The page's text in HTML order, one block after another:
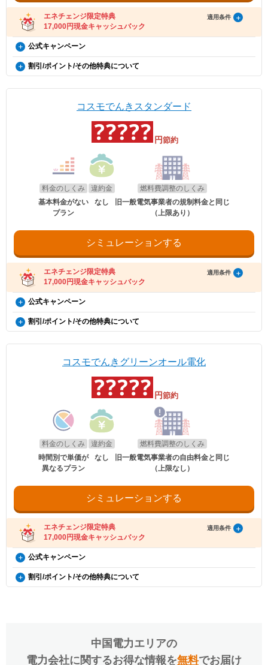
※お申込み内容に不足・不備等があり、特典実施期間内に不備等が解消されない
場合は、本特典は適用されません。
※本提供条件書記載事項以外の部分については、コスモ石油マーケティング株式
会社の「電気需給約款」の規定を適用いたします。
※コスモ石油マーケティング株式会社が不正なお申し込みと判断した場合、本特
典は適用となりません。
受け取り方法
・適用条件の契約継続期間を達成後2カ月後の月末までに、エネチェンジより特典
（ご登録のメールアドレスに誤りがあった場合、特典お受け取りの手続きがで
きませんのでご注意ください。）
り方法の登録をお願いいたします。
・特典お受け取りの有効期限は、エネチェンジからのご案内メール送信後90日以
※「@enechange.co.jp および @enechange.jp」からのメールが受信できるよ
う、あらかじめ設定をお願いいたします。
号：北海道財務局長第00002号）の「送金サービス」を利用しております。
以下のお客さまは特典の対象外です。
・既にコスモでんき（特典の対象プラン）をご契約中の場合。
・電気を使用開始した日から12カ月以内に契約を解約された場合。
・電気を使用開始した日から12カ月以内にお引越しされた場合。
・電気を使用開始した日から12カ月以内に特典対象外のプランに契約を変更され
た場合。
・特典のご案内メールに記載されている有効期限内にお受取いただけなかった場
・電気料金の未払いがある場合。
・過去にコスモでんきとご契約されたことがある場合。
※お申込み内容に不足・不備等があり、特典実施期間内に不備等が解消されない
場合は、本特典は適用されません。
※本提供条件書記載事項以外の部分については、コスモ石油マーケティング株式
会社の「電気需給約款」の規定を適用いたします。
※コスモ石油マーケティング株式会社が不正なお申し込みと判断した場合、本特
典は適用となりません。
だいたことと、お申込み日付を電話口でお伝えください。
・コスモでんきお客さまセンターの受付時間は月〜土 9:00～
18:00（日曜祝日・夏期休暇・年末年始除く）です。
お申し込み時の注意事項
※証明書類は現在所有している事を示すご契約者様名義の期間内「車検
証」または「契約書」のコピーとなります。
※同一住所にて同居されているご家族様であれば、車検証名義とでんき
※エネチェンジの節約額には上記割引額は含まれておりません。
エネチェンジ限定特典 適用条件
17,000円現金キャッシュバック
コスモでんき×エネチェンジ キャッシュバック特典（12カ
月間の電気料金支払い額がキャッシュバック金額を超える
方限定）
エネチェンジのオンラインサービス経由で「コスモ
でんき」に申し込んだ方に、キャッシュバックを行
以下の条件をすべて満たしたお客さまが、コスモ石油マーケティング株式会社が
提供する「コスモでんき×エネチェンジ キャッシュバック特典」(以下、「本特
典」とします)の対象となります。
・特典実施期間中に対象プランをエネチェンジのオンラインサービス経由でお申
し込みいただくこと。
・お申し込みから3カ月以内にコスモでんきの供給を開始していること。
・お申し込み時にメールアドレスが入力されていること。
・電気の使用開始日から12カ月間の電気料金支払い額がキャッシュバック金額を
・電気料金の未払いがないこと。
受け取り方法
・適用条件の契約継続期間を達成後2カ月後の月末までに、エネチェンジより特典
（ご登録のメールアドレスに誤りがあった場合、特典お受け取りの手続きがで
きませんのでご注意ください。）
り方法の登録をお願いいたします。
・特典お受け取りの有効期限は、エネチェンジからのご案内メール送信後90日以
※「@enechange.co.jp および @enechange.jp」からのメールが受信できるよ
う、あらかじめ設定をお願いいたします。
号：北海道財務局長第00002号）の「送金サービス」を利用しております。
以下のお客さまは特典の対象外です。
・エネチェンジのオンラインサービス経由以外から申し込みされた場合。
・既にコスモでんき（特典の対象プラン）をご契約中の場合。
・電気を使用開始した日から12カ月以内に契約を解約された場合。
・電気を使用開始した日から12カ月以内にお引越しされた場合。
・電気を使用開始した日から12カ月以内に特典対象外のプランに契約を変更され
た場合。
・特典のご案内メールに記載されている有効期限内にお受取いただけなかった場
・電気料金の未払いがある場合。
・過去にコスモでんきとご契約されたことがある場合。
※お申込み内容に不足・不備等があり、特典実施期間内に不備等が解消されない
場合は、本特典は適用されません。
※本提供条件書記載事項以外の部分については、コスモ石油マーケティング株式
会社の「電気需給約款」の規定を適用いたします。
※コスモ石油マーケティング株式会社が不正なお申し込みと判断した場合、本特
典は適用となりません。
公式キャンペーン
電気・ガス料金支援
政府の「電気・ガス料金支援」の一環として、2026年8月分（7月使用
ご利用中のすべての方が対象となり、別途お申し込みは不要です。
・2026年8月分〜2026年10月分の料金に適用されます。
・エネチェンジでは、割引額を一律で診断結果に反映しています。
・詳細は、国のHP・請求書や検針票・ご契約中の電力会社・ガス会社
のHPをご確認ください。
割引/ポイント/その他特典について
きを新規ご契約いただくと、月々の電気料金が、スタンダード・グリー
ンは500円割引、ポイントプラス・セレクトはdポイント500ポイント割
引になります。（※）EV車両の対象には、EV/PHV/FCV含みます。
・コスモでんきを新規ご契約の方。
・2020年12月21日以降にEV・PHEV・FCVを新車新規登録または
新車新規検査届出されていること。中古車も適用対象となります。
・対象車両1台につき、コスモでんき1契約までの適用。
・EV特別割は、月間使用量が500kWhを超えた月に適用。
※手続き方法
さまセンター（0120-530-155）へご連絡いただくようお願い申し
だいたことと、お申込み日付を電話口でお伝えください。
・コスモでんきお客さまセンターの受付時間は月〜土 9:00～
18:00（日曜祝日・夏期休暇・年末年始除く）です。
お申し込み時の注意事項
※証明書類は現在所有している事を示すご契約者様名義の期間内「車検
証」または「契約書」のコピーとなります。
※同一住所にて同居されているご家族様であれば、車検証名義とでんき
※エネチェンジの節約額には上記割引額は含まれておりません。
コスモでんきスタンダード
円節約
料金のしくみ
基本料金がない
プラン
違約金
なし
燃料費調整のしくみ
旧一般電気事業者の規制料金と同じ
（上限あり）
シミュレーションする
エネチェンジ限定特典 適用条件
17,000円現金キャッシュバック
コスモでんき×エネチェンジ キャッシュバック特典（12カ
月間の電気料金支払い額がキャッシュバック金額を超える
方限定）
エネチェンジのオンラインサービス経由で「コスモ
でんき」に申し込んだ方に、キャッシュバックを行
以下の条件をすべて満たしたお客さまが、コスモ石油マーケティング株式会社が
提供する「コスモでんき×エネチェンジ キャッシュバック特典」(以下、「本特
典」とします)の対象となります。
・特典実施期間中に対象プランをエネチェンジのオンラインサービス経由でお申
し込みいただくこと。
・お申し込みから3カ月以内にコスモでんきの供給を開始していること。
・お申し込み時にメールアドレスが入力されていること。
・電気の使用開始日から12カ月間の電気料金支払い額がキャッシュバック金額を
・電気料金の未払いがないこと。
受け取り方法
・適用条件の契約継続期間を達成後2カ月後の月末までに、エネチェンジより特典
（ご登録のメールアドレスに誤りがあった場合、特典お受け取りの手続きがで
きませんのでご注意ください。）
り方法の登録をお願いいたします。
・特典お受け取りの有効期限は、エネチェンジからのご案内メール送信後90日以
号：北海道財務局長第00002号）の「送金サービス」を利用しております。
・エネチェンジのオンラインサービス経由以外から申し込みされた場合。
公式キャンペーン
使用量割引
毎月の電気使用量によって電気代が割引になります。
なお、「月間」とは前月の検針日から当月の検針日の前日までを指しま
※月の途中で契約開始、廃止した場合にも、日割りはせず、割引を適用
※電気使用量が条件に満たない月は割引はございません。
※詳細はコスモでんきホームページをご確認ください。
電気・ガス料金支援
政府の「電気・ガス料金支援」の一環として、2026年8月分（7月使用
分）および2026年10月分（9月使用分）は一律3.5円/kWh、2026年9月
分（8月使用分）については一律4.5円/kWhを毎月の電気料金から値引
きします。
ご利用中のすべての方が対象となり、別途お申し込みは不要です。
・2026年8月分〜2026年10月分の料金に適用されます。
・エネチェンジでは、割引額を一律で診断結果に反映しています。
・詳細は、国のHP・請求書や検針票・ご契約中の電力会社・ガス会社
のHPをご確認ください。
割引/ポイント/その他特典について
きを新規ご契約いただくと、月々の電気料金が、スタンダード・グリー
ンは500円割引、ポイントプラス・セレクトはdポイント500ポイント割
引になります。（※）EV車両の対象には、EV/PHV/FCV含みます。
・コスモでんきを新規ご契約の方。
・2020年12月21日以降にEV・PHEV・FCVを新車新規登録または
新車新規検査届出されていること。中古車も適用対象となります。
・対象車両1台につき、コスモでんき1契約までの適用。
・EV特別割は、月間使用量が500kWhを超えた月に適用。
※手続き方法
さまセンター（0120-530-155）へご連絡いただくようお願い申し
だいたことと、お申込み日付を電話口でお伝えください。
・コスモでんきお客さまセンターの受付時間は月〜土 9:00～
18:00（日曜祝日・夏期休暇・年末年始除く）です。
お申し込み時の注意事項
※証明書類は現在所有している事を示すご契約者様名義の期間内「車検
証」または「契約書」のコピーとなります。
※同一住所にて同居されているご家族様であれば、車検証名義とでんき
コスモでんきグリーンオール電化
円節約
料金のしくみ
時間別で単価が
異なるプラン
違約金
なし
燃料費調整のしくみ
旧一般電気事業者の自由料金と同じ
（上限なし）
シミュレーションする
エネチェンジ限定特典 適用条件
17,000円現金キャッシュバック
コスモでんき×エネチェンジ キャッシュバック特典（12カ
月間の電気料金支払い額がキャッシュバック金額を超える
方限定）
公式キャンペーン
グリーン割引
毎月の電気料金の1%割引！
分）および2026年10月分（9月使用分）は一律3.5円/kWh、2026年9月
分（8月使用分）については一律4.5円/kWhを毎月の電気料金から値引
きします。
割引/ポイント/その他特典について
適用条件
中国電力エリアの
電力会社に関するお得な情報を無料でお届け